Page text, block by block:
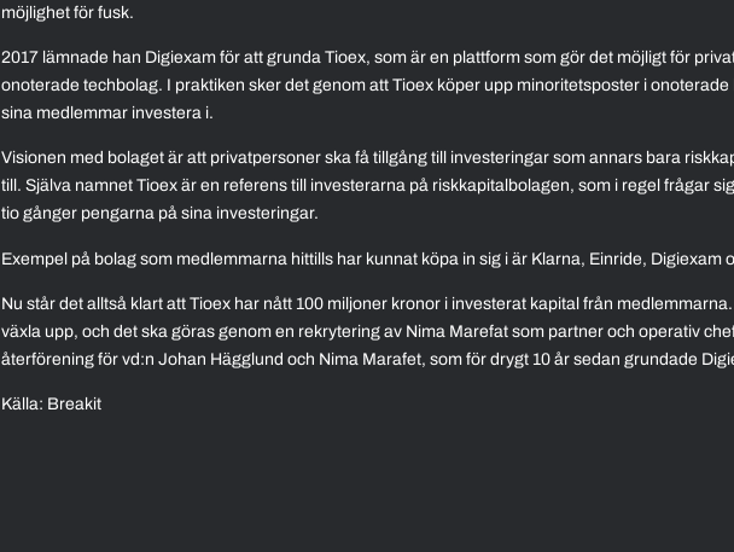
möjlighet för fusk.
2017 lämnade han Digiexam för att grunda Tioex, som är en plattform som gör det möjligt för
onoterade techbolag. I praktiken sker det genom att Tioex köper upp minoritetsposter i
sina medlemmar investera i.
Visionen med bolaget är att privatpersoner ska få tillgång till investeringar som annars bara
till. Själva namnet Tioex är en referens till investerarna på riskkapitalbolagen, som i regel frågar
tio gånger pengarna på sina investeringar.
Exempel på bolag som medlemmarna hittills har kunnat köpa in sig i är Klarna, Einride, Digiexam
Nu står det alltså klart att Tioex har nått 100 miljoner kronor i investerat kapital från
växla upp, och det ska göras genom en rekrytering av Nima Marefat som partner och operativ
återförening för vd:n Johan Hägglund och Nima Marafet, som för drygt 10 år sedan grundade
Källa: Breakit